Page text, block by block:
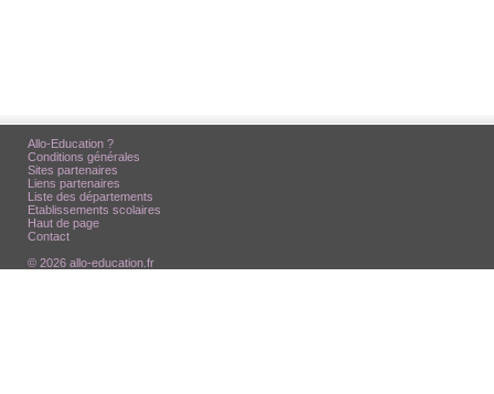
Allo-Education ?
Conditions générales
Sites partenaires
Liens partenaires
Liste des départements
Etablissements scolaires
Haut de page
Contact
© 2026 allo-education.fr